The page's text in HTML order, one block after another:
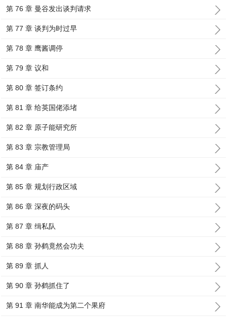
第 76 章 曼谷发出谈判请求
第 77 章 谈判为时过早
第 78 章 鹰酱调停
第 79 章 议和
第 80 章 签订条约
第 81 章 给英国佬添堵
第 82 章 原子能研究所
第 83 章 宗教管理局
第 84 章 庙产
第 85 章 规划行政区域
第 86 章 深夜的码头
第 87 章 缉私队
第 88 章 孙鹤竟然会功夫
第 89 章 抓人
第 90 章 孙鹤抓住了
第 91 章 南华能成为第二个果府